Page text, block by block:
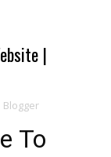
|
Blogger
To